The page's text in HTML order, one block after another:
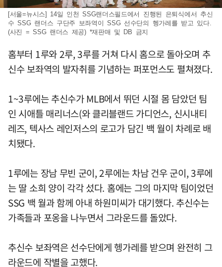
[서울=뉴시스] 14일 인천 SSG랜더스필드에서 진행된 은퇴식에서 추신
수 SSG 랜더스 구단주 보좌역이 SSG 선수단의 헹가레를 받고 있다.
(사진 = SSG 랜더스 제공) *재판매 및 DB 금지
홈부터 1루와 2루, 3루를 거쳐 다시 홈으로 돌아오며 추
신수 보좌역의 발자취를 기념하는 퍼포먼스도 펼쳐졌다.
1~3루에는 추신수가 MLB에서 뛰던 시절 몸 담았던 팀
인 시애틀 매리너스(와 클리블랜드 가디언스, 신시내티
레즈, 텍사스 레인저스의 로고가 담긴 백 월이 차례로 배
치됐다.
1루에는 장남 무빈 군이, 2루에는 차남 건우 군이, 3루에
는 딸 소희 양이 각각 섰다. 홈에는 그의 마지막 팀이었던
SSG 백 월과 함께 아내 하원미씨가 대기했다. 추신수는
가족들과 포옹을 나누면서 그라운드를 돌았다.
추신수 보좌역은 선수단에게 헹가레를 받으며 완전히 그
라운드에 작별을 고했다.